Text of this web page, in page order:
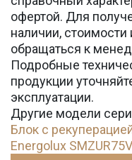
офертой. Для
наличии,
обращаться к
Подробные
продукции
эксплуатации.
Другие модели
Блок с
Energolux